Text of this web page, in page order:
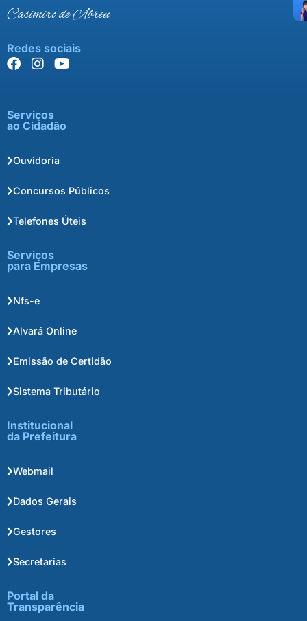
Casimiro de Abreu
Redes sociais
Serviços
ao Cidadão
Ouvidoria
Concursos Públicos
Telefones Úteis
Serviços
para Empresas
Nfs-e
Alvará Online
Emissão de Certidão
Sistema Tributário
Institucional
da Prefeitura
Webmail
Dados Gerais
Gestores
Secretarias
Portal da
Transparência